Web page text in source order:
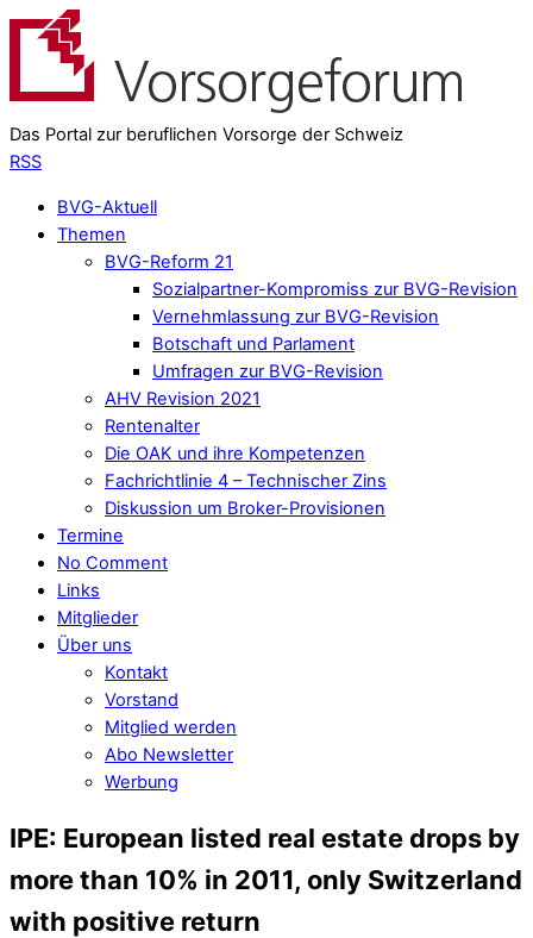
Das Portal zur beruflichen Vorsorge der Schweiz
RSS
BVG-Aktuell
Themen
BVG-Reform 21
Sozialpartner-Kompromiss zur BVG-Revision
Vernehmlassung zur BVG-Revision
Botschaft und Parlament
Umfragen zur BVG-Revision
AHV Revision 2021
Rentenalter
Die OAK und ihre Kompetenzen
Fachrichtlinie 4 – Technischer Zins
Diskussion um Broker-Provisionen
Termine
No Comment
Links
Mitglieder
Über uns
Kontakt
Vorstand
Mitglied werden
Abo Newsletter
Werbung
IPE: European listed real estate drops by
more than 10% in 2011, only Switzerland
with positive return